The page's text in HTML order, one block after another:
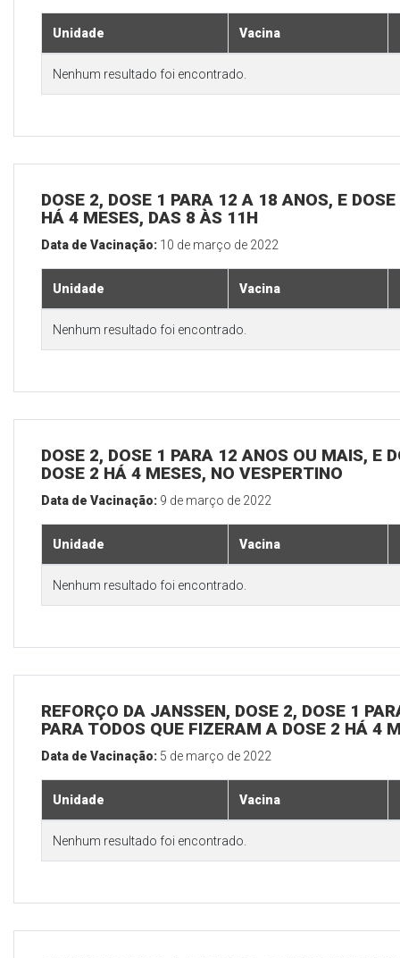
Unidade Vacina
Nenhum resultado foi encontrado.
DOSE 2, DOSE 1 PARA 12 A 18 ANOS, E
HÁ 4 MESES, DAS 8 ÀS 11H
Data de Vacinação: 10 de março de 2022
Unidade Vacina
Nenhum resultado foi encontrado.
DOSE 2, DOSE 1 PARA 12 ANOS OU MAIS, E
DOSE 2 HÁ 4 MESES, NO VESPERTINO
Data de Vacinação: 9 de março de 2022
Unidade Vacina
Nenhum resultado foi encontrado.
REFORÇO DA JANSSEN, DOSE 2, DOSE 1
PARA TODOS QUE FIZERAM A DOSE 2 HÁ 4
Data de Vacinação: 5 de março de 2022
Unidade Vacina
Nenhum resultado foi encontrado.